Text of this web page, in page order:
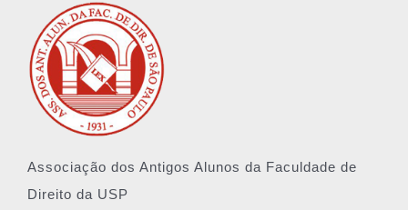
Associação dos Antigos Alunos da Faculdade de
Direito da USP